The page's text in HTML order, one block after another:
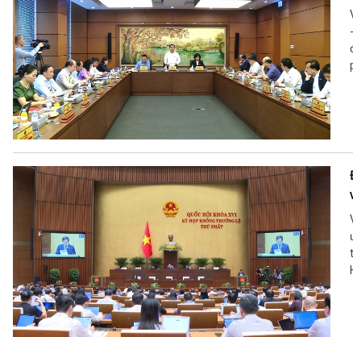
Bản tin
Chuyên mục
Theo dòng Thời sự
Xã hội
Tin Đời sống & Xã hội
360 độ Sức khỏe
Tài nguyên và Môi trường
Chuyên gia của bạn
Xã hội chuyển động
Bước chân đến trường
Khoa học & Công nghệ
Tin Khoa học & Công nghệ
Kết nối công nghệ
khí hậu
VOV1 đặc biệt
Thanh âm ký sự
Chân dung cuộc sống
Các chương trình đặc biệt